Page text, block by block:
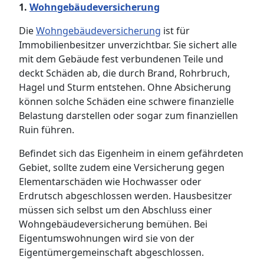
1. Wohngebäudeversicherung
DieWohngebäudeversicherung ist für
Immobilienbesitzer unverzichtbar. Sie sichert alle
mit dem Gebäude fest verbundenen Teile und
deckt Schäden ab, die durch Brand, Rohrbruch,
Hagel und Sturm entstehen. Ohne Absicherung
können solche Schäden eine schwere finanzielle
Belastung darstellen oder sogar zum finanziellen
Ruin führen.
Befindet sich das Eigenheim in einem gefährdeten
Gebiet, sollte zudem eine Versicherung gegen
Elementarschäden wie Hochwasser oder
Erdrutsch abgeschlossen werden. Hausbesitzer
müssen sich selbst um den Abschluss einer
Wohngebäudeversicherung bemühen. Bei
Eigentumswohnungen wird sie von der
Eigentümergemeinschaft abgeschlossen.